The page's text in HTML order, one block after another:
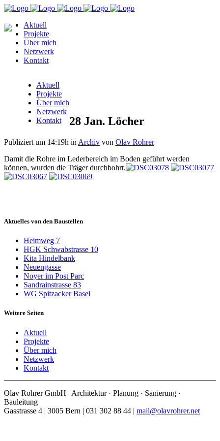
Aktuell
Projekte
Über mich
Netzwerk
Kontakt
Aktuell
Projekte
Über mich
Netzwerk
Kontakt
28 Jan. Löcher
Publiziert um 14:19h in Archiv von Olav Rohrer
Damit die Rohre im Lederbereich im Boden geführt werden
können, wurden die Träger durchbohrt.
Aktuelles von den Baustellen
Heimweg 7
HGK Schwabstrasse 10
Kita Hindelbank
Neuengasse
Noyer im Post Parc
Sandrainstrasse 83
WG Spitzacker Basel
Weitere Seiten
Aktuell
Projekte
Über mich
Netzwerk
Kontakt
Olav Rohrer GmbH | Architektur · Planung · Sanierung ·
Bauleitung
Gasstrasse 4 | 3005 Bern | 031 302 88 44 | mail@olavrohrer.net